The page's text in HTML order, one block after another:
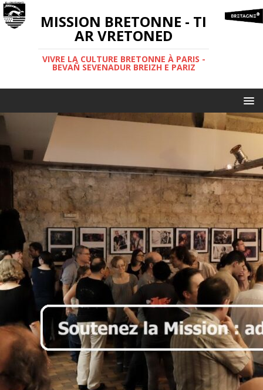
MISSION BRETONNE - TI
AR VRETONED
VIVRE LA CULTURE BRETONNE À PARIS -
BEVAÑ SEVENADUR BREIZH E PARIZ